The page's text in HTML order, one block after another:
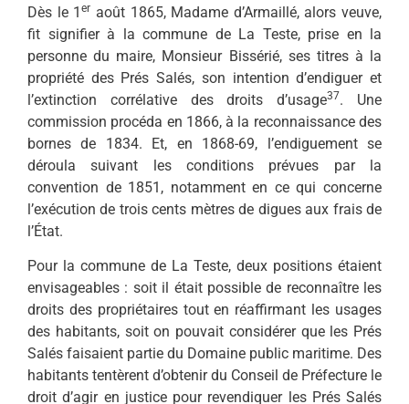
Dès le 1er août 1865, Madame d’Armaillé, alors veuve,
fit signifier à la commune de La Teste, prise en la
personne du maire, Monsieur Bissérié, ses titres à la
propriété des Prés Salés, son intention d’endiguer et
l’extinction corrélative des droits d’usage37. Une
commission procéda en 1866, à la reconnaissance des
bornes de 1834. Et, en 1868-69, l’endiguement se
déroula suivant les conditions prévues par la
convention de 1851, notamment en ce qui concerne
l’exécution de trois cents mètres de digues aux frais de
l’État.
Pour la commune de La Teste, deux positions étaient
envisageables : soit il était possible de reconnaître les
droits des propriétaires tout en réaffirmant les usages
des habitants, soit on pouvait considérer que les Prés
Salés faisaient partie du Domaine public maritime. Des
habitants tentèrent d’obtenir du Conseil de Préfecture le
droit d’agir en justice pour revendiquer les Prés Salés